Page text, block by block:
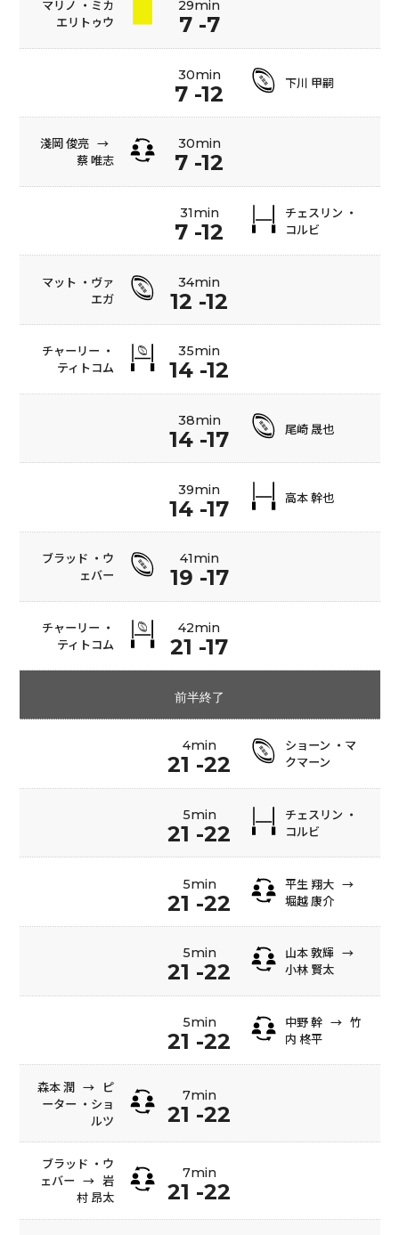
マリノ ・ミカ
エリトゥウ
29min
7 -7
30min
7 -12 下川 甲嗣
淺岡 俊亮 →
蔡 唯志
30min
7 -12
31min
7 -12
チェスリン ・
コルビ
マット ・ヴァ
エガ
34min
12 -12
チャーリー ・
ティトコム
35min
14 -12
38min
14 -17 尾崎 晟也
39min
14 -17 高本 幹也
ブラッド ・ウ
ェバー
41min
19 -17
チャーリー ・
ティトコム
42min
21 -17
前半終了
4min
21 -22
ショーン ・マ
クマーン
5min
21 -22
チェスリン ・
コルビ
5min
21 -22
平生 翔大 →
堀越 康介
5min
21 -22
山本 敦輝 →
小林 賢太
5min
21 -22
中野 幹 → 竹
内 柊平
森本 潤 →
ピ
ーター ・ショ
ルツ
7min
21 -22
ブラッド ・ウ
ェバー → 岩
村 昂太
7min
21 -22